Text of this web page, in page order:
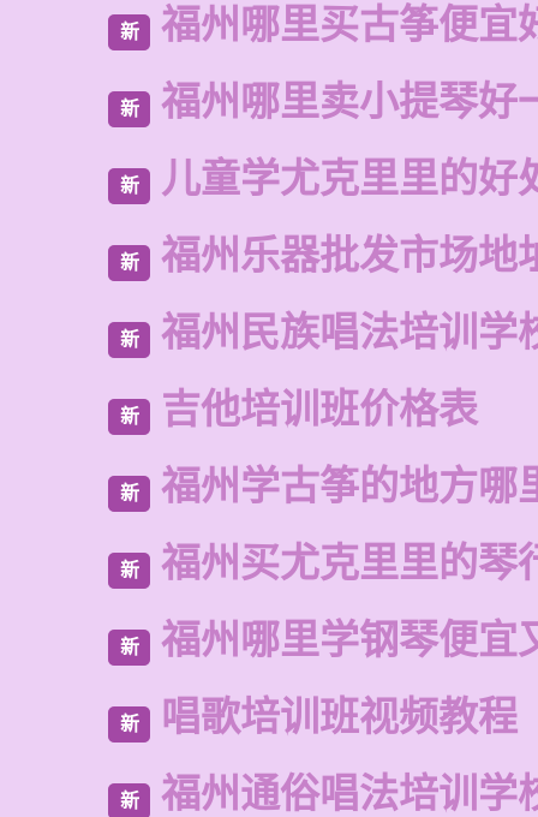
新 福州哪里买古筝便宜
新 福州哪里卖小提琴好
新 儿童学尤克里里的好
新 福州乐器批发市场地
新 福州民族唱法培训学
新 吉他培训班价格表
新 福州学古筝的地方哪
新 福州买尤克里里的琴
新 福州哪里学钢琴便宜
新 唱歌培训班视频教程
新 福州通俗唱法培训学